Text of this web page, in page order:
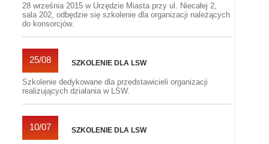
28 września 2015 w Urzędzie Miasta przy ul. Niecałej 2,
sala 202, odbędzie się szkolenie dla organizacji należących
do konsorcjów.
25/08 SZKOLENIE DLA LSW
Szkolenie dedykowane dla przedstawicieli organizacji
realizujących działania w LSW.
10/07 SZKOLENIE DLA LSW